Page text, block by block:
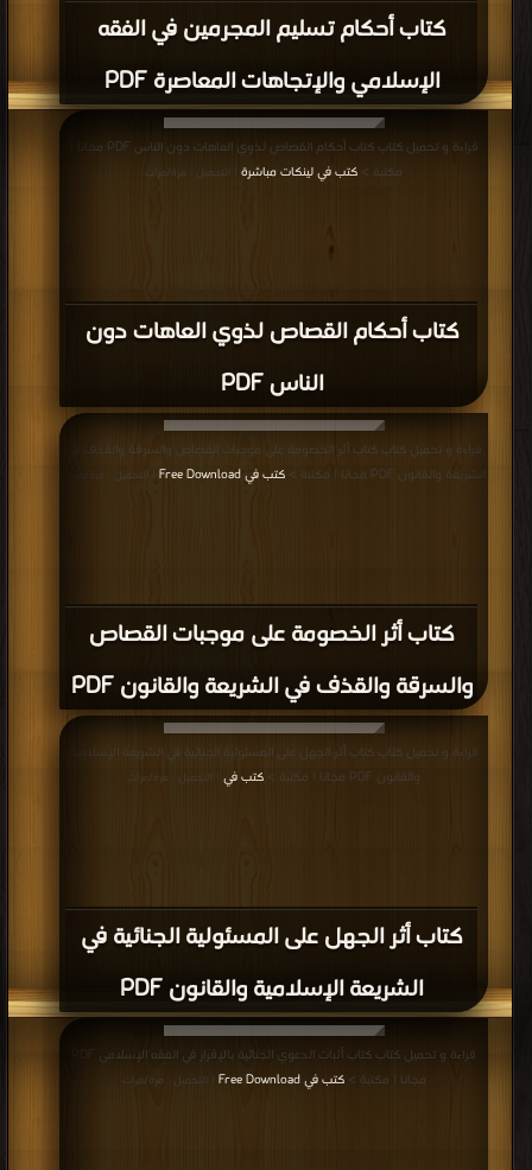
كتاب أحكام تسليم المجرمين في الفقه
الإسلامي والإتجاهات المعاصرة PDF
كتاب أحكام القصاص لذوي العاهات دون
الناس PDF
قراءة و تحميل كتاب كتاب أحكام القصاص لذوي العاهات دون الناس PDF مجانا |
مكتبة > كتب في لينكات مباشرة | التحميل : مرة/مرات
كتاب أثر الخصومة على موجبات القصاص
والسرقة والقذف في الشريعة والقانون PDF
قراءة و تحميل كتاب كتاب أثر الخصومة على موجبات القصاص والسرقة والقذف في
الشريعة والقانون PDF مجانا | مكتبة >
كتب في Free Download | التحميل : مرة/مرات
كتاب أثر الجهل على المسئولية الجنائية في
الشريعة الإسلامية والقانون PDF
قراءة و تحميل كتاب كتاب أثر الجهل على المسئولية الجنائية في الشريعة الإسلامية
والقانون PDF مجانا | مكتبة >
كتب في | التحميل : مرة/مرات
مجانا | مكتبة >كتب في Free Download | التحميل : مرة/مرات